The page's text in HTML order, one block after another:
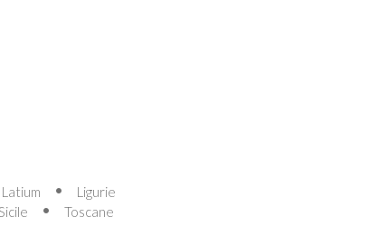
Latium
Ligurie
Sicile
Toscane